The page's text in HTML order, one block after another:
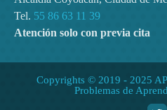
Tel. 55 86 63 11 39
Atención solo con previa cita
Copyrights © 2019 - 2025
Problemas de